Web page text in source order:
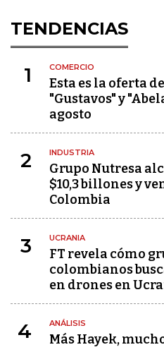
TENDENCIAS
1 COMERCIO
Esta es la oferta
"Gustavos" y
agosto
2 INDUSTRIA
Grupo Nutresa
$10,3 billones y
Colombia
3 UCRANIA
FT revela cómo
colombianos
en drones en
4 ANÁLISIS
Más Hayek,